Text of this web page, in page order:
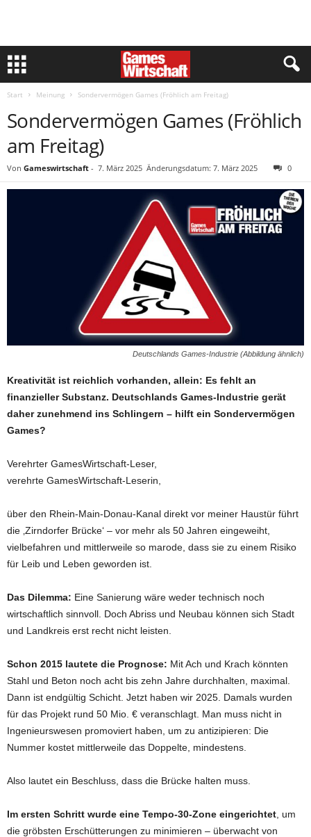
Start Meinung Sondervermögen Games (Fröhlich am Freitag)
Sondervermögen Games (Fröhlich
am Freitag)
Von Gameswirtschaft - 7. März 2025 Änderungsdatum: 7. März 2025 0
Deutschlands Games-Industrie (Abbildung ähnlich)
Kreativität ist reichlich vorhanden, allein: Es fehlt an
finanzieller Substanz. Deutschlands Games-Industrie gerät
daher zunehmend ins Schlingern – hilft ein Sondervermögen
Games?
Verehrter GamesWirtschaft-Leser,
verehrte GamesWirtschaft-Leserin,
über den Rhein-Main-Donau-Kanal direkt vor meiner Haustür führt
die ‚Zirndorfer Brücke‘ – vor mehr als 50 Jahren eingeweiht,
vielbefahren und mittlerweile so marode, dass sie zu einem Risiko
für Leib und Leben geworden ist.
Das Dilemma: Eine Sanierung wäre weder technisch noch
wirtschaftlich sinnvoll. Doch Abriss und Neubau können sich Stadt
und Landkreis erst recht nicht leisten.
Schon 2015 lautete die Prognose: Mit Ach und Krach könnten
Stahl und Beton noch acht bis zehn Jahre durchhalten, maximal.
Dann ist endgültig Schicht. Jetzt haben wir 2025. Damals wurden
für das Projekt rund 50 Mio. € veranschlagt. Man muss nicht in
Ingenieurswesen promoviert haben, um zu antizipieren: Die
Nummer kostet mittlerweile das Doppelte, mindestens.
Also lautet ein Beschluss, dass die Brücke halten muss.
Im ersten Schritt wurde eine Tempo-30-Zone eingerichtet , um
die gröbsten Erschütterungen zu minimieren – überwacht von